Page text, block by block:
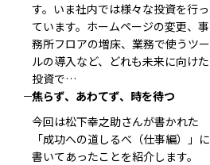
す。いま社内では様々な投資を行っ
ています。ホームページの変更、事
務所フロアの増床、業務で使うツー
ルの導入など、どれも未来に向けた
投資で…
焦らず、あわてず、時を待つ
今回は松下幸之助さんが書かれた
「成功への道しるべ（仕事編）」に
書いてあったことを紹介します。